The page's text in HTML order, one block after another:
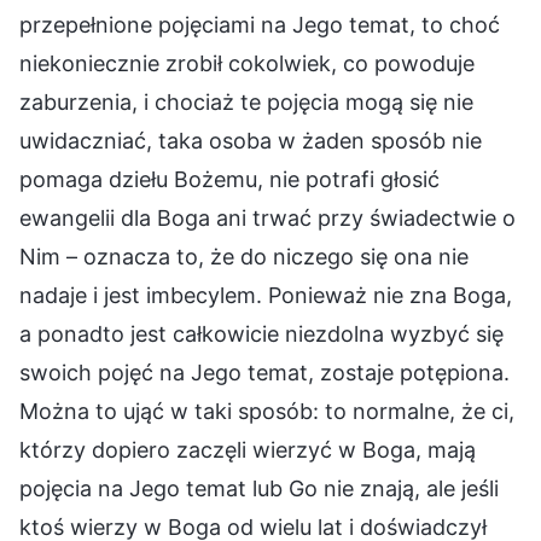
przepełnione pojęciami na Jego temat, to choć
niekoniecznie zrobił cokolwiek, co powoduje
zaburzenia, i chociaż te pojęcia mogą się nie
uwidaczniać, taka osoba w żaden sposób nie
pomaga dziełu Bożemu, nie potrafi głosić
ewangelii dla Boga ani trwać przy świadectwie o
Nim – oznacza to, że do niczego się ona nie
nadaje i jest imbecylem. Ponieważ nie zna Boga,
a ponadto jest całkowicie niezdolna wyzbyć się
swoich pojęć na Jego temat, zostaje potępiona.
Można to ująć w taki sposób: to normalne, że ci,
którzy dopiero zaczęli wierzyć w Boga, mają
pojęcia na Jego temat lub Go nie znają, ale jeśli
ktoś wierzy w Boga od wielu lat i doświadczył